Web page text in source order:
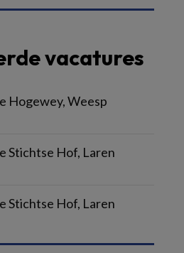
vacatures
Hogewey, Weesp
Stichtse Hof, Laren
Stichtse Hof, Laren